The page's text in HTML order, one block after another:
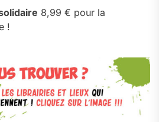
8,99 € pour la
!